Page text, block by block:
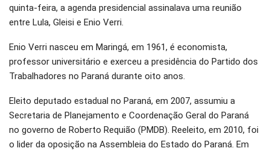
quinta-feira, a agenda presidencial assinalava uma reunião
entre Lula, Gleisi e Enio Verri.
Enio Verri nasceu em Maringá, em 1961, é economista,
professor universitário e exerceu a presidência do Partido dos
Trabalhadores no Paraná durante oito anos.
Eleito deputado estadual no Paraná, em 2007, assumiu a
Secretaria de Planejamento e Coordenação Geral do Paraná
no governo de Roberto Requião (PMDB). Reeleito, em 2010, foi
o lider da oposição na Assembleia do Estado do Paraná. Em